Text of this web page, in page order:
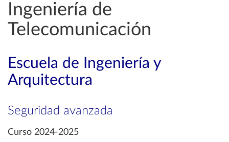
Ingeniería de
Telecomunicación
Escuela de Ingeniería y
Arquitectura
Seguridad avanzada
Curso 2024-2025